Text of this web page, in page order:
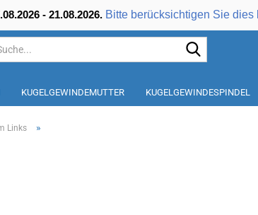
- 21.08.2026. Bitte berücksichtigen Sie dies
KUGELGEWINDEMUTTER KUGELGEWINDESPINDEL
Links »